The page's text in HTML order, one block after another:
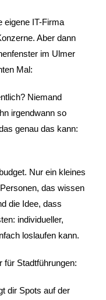
eigene IT-Firma
Aber dann
im Ulmer
Mal:
Niemand
irgendwann so
genau das kann:
Nur ein kleines
das wissen
die Idee, dass
individueller,
loslaufen kann.
für Stadtführungen:
dir Spots auf der